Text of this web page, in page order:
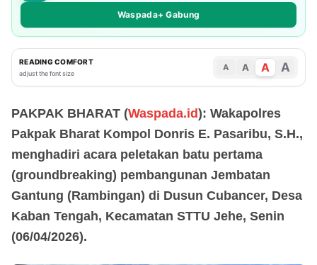
Waspada+ Gabung
READING COMFORT
adjust the font size
A A A A
PAKPAK BHARAT (Waspada.id): Wakapolres
Pakpak Bharat Kompol Donris E. Pasaribu, S.H.,
menghadiri acara peletakan batu pertama
(groundbreaking) pembangunan Jembatan
Gantung (Rambingan) di Dusun Cubancer, Desa
Kaban Tengah, Kecamatan STTU Jehe, Senin
(06/04/2026).